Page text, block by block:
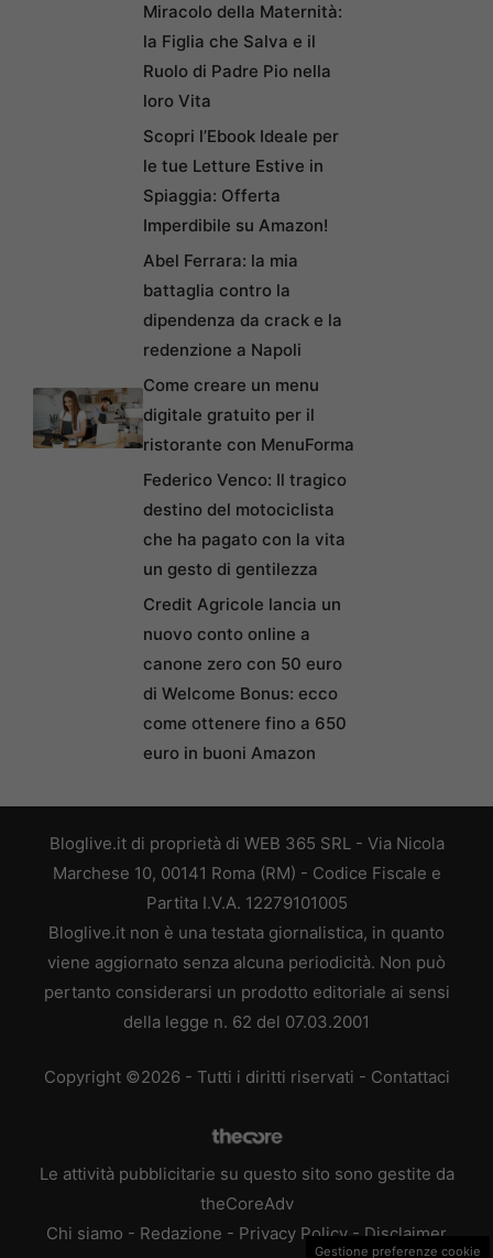
Miracolo della Maternità:
la Figlia che Salva e il
Ruolo di Padre Pio nella
loro Vita
Scopri l’Ebook Ideale per
le tue Letture Estive in
Spiaggia: Offerta
Imperdibile su Amazon!
Abel Ferrara: la mia
battaglia contro la
dipendenza da crack e la
redenzione a Napoli
Come creare un menu
digitale gratuito per il
ristorante con MenuForma
Federico Venco: Il tragico
destino del motociclista
che ha pagato con la vita
un gesto di gentilezza
Credit Agricole lancia un
nuovo conto online a
canone zero con 50 euro
di Welcome Bonus: ecco
come ottenere fino a 650
euro in buoni Amazon
Bloglive.it di proprietà di WEB 365 SRL - Via Nicola
Marchese 10, 00141 Roma (RM) - Codice Fiscale e
Partita I.V.A. 12279101005
Bloglive.it non è una testata giornalistica, in quanto
viene aggiornato senza alcuna periodicità. Non può
pertanto considerarsi un prodotto editoriale ai sensi
della legge n. 62 del 07.03.2001
Copyright ©2026 - Tutti i diritti riservati - Contattaci
Le attività pubblicitarie su questo sito sono gestite da
theCoreAdv
Chi siamo - Redazione - Privacy Policy - Disclaimer
Gestione preferenze cookie